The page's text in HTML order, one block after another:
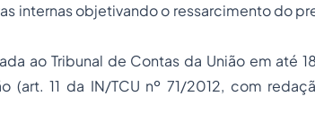
internas objetivando o ressarcimento do
ao Tribunal de Contas da União em até
(art. 11 da IN/TCU nº 71/2012, com